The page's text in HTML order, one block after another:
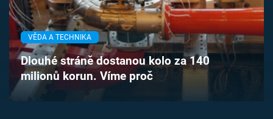
Časopis
Sledujte prima+
Přihlášení
VĚDA A TECHNIKA
Dlouhé stráně dostanou kolo za 140
milionů korun. Víme proč